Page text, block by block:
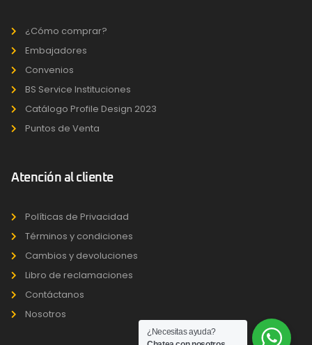
¿Cómo comprar?
Embajadores
Convenios
BS Service Instituciones
Catálogo Profile Design 2023
Puntos de Venta
Atención al cliente
Políticas de Privacidad
Términos y condiciones
Cambios y devoluciones
Libro de reclamaciones
Contáctanos
Nosotros
¿Necesitas ayuda?